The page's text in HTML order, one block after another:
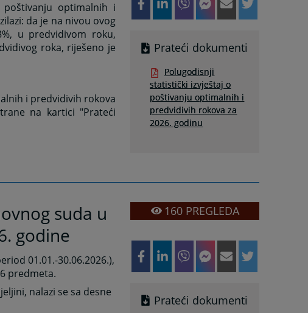
optimalnih i
da je na nivou ovog
u predvidivom roku,
roka, riješeno je
i predvidivih rokova
na kartici "Prateći
Prateći dokumenti
Polugodisnji
statistički izvještaj o
poštivanju optimalnih i
predvidivih rokova za
2026. godinu
suda u
godine
01.01.-30.06.2026.),
predmeta.
nalazi se sa desne
160PREGLEDA
Prateći dokumenti